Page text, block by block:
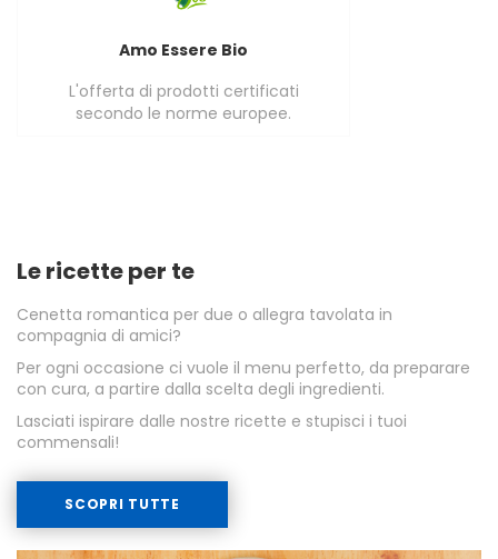
Amo Essere Bio
L'offerta di prodotti certificati
secondo le norme europee.
Le ricette per te
Cenetta romantica per due o allegra tavolata in
compagnia di amici?
Per ogni occasione ci vuole il menu perfetto, da preparare
con cura, a partire dalla scelta degli ingredienti.
Lasciati ispirare dalle nostre ricette e stupisci i tuoi
commensali!
SCOPRI TUTTE